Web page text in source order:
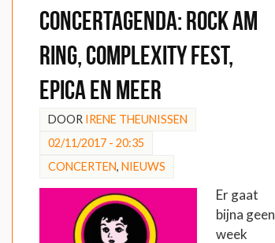
Concertagenda: Rock am
Ring, Complexity Fest,
Epica en meer
DOOR IRENE THEUNISSEN
02/11/2017 - 20:35
CONCERTEN, NIEUWS
Er gaat
bijna geen
week